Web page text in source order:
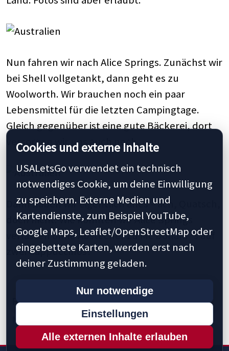
Nun fahren wir nach Alice Springs. Zunächst wir
bei Shell vollgetankt, dann geht es zu
Woolworth. Wir brauchen noch ein paar
Lebensmittel für die letzten Campingtage.
Gleich gegenüber ist eine gute Bäckerei, dort
versorgen wir uns auch noch.
Dann haben wir eigentlich alles – ach, Quatsch,
doch nicht. Wie könnten wir Alice Springs
verlassen ohne Abstecher zu Mc Donald´s auf
zwei Cappuccinos?
Previous 1 10 15 20 34 40
50
Next »
Cookies und externe Inhalte
USALetsGo verwendet ein technisch
notwendiges Cookie, um deine Einwilligung
zu speichern. Externe Medien und
Kartendienste, zum Beispiel YouTube,
Google Maps, Leaflet/OpenStreetMap oder
eingebettete Karten, werden erst nach
deiner Zustimmung geladen.
Nur notwendige
Einstellungen
Alle externen Inhalte erlauben